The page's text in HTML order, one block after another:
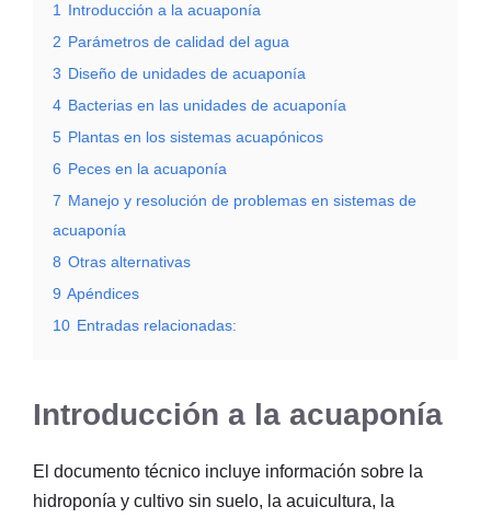
1 Introducción a la acuaponía
2 Parámetros de calidad del agua
3 Diseño de unidades de acuaponía
4 Bacterias en las unidades de acuaponía
5 Plantas en los sistemas acuapónicos
6 Peces en la acuaponía
7 Manejo y resolución de problemas en sistemas de
acuaponía
8 Otras alternativas
9 Apéndices
10 Entradas relacionadas:
Introducción a la acuaponía
El documento técnico incluye información sobre la
hidroponía y cultivo sin suelo, la acuicultura, la